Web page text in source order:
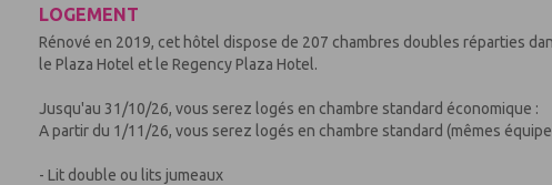
LOGEMENT
Rénové en 2019, cet hôtel dispose de 207 chambres doubles réparties
le Plaza Hotel et le Regency Plaza Hotel.
Jusqu'au 31/10/26, vous serez logés en chambre standard économique :
A partir du 1/11/26, vous serez logés en chambre standard (mêmes
- Lit double ou lits jumeaux